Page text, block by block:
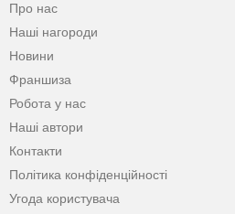
Про нас
Наші нагороди
Новини
Франшиза
Робота у нас
Наші автори
Контакти
Політика конфіденційності
Угода користувача